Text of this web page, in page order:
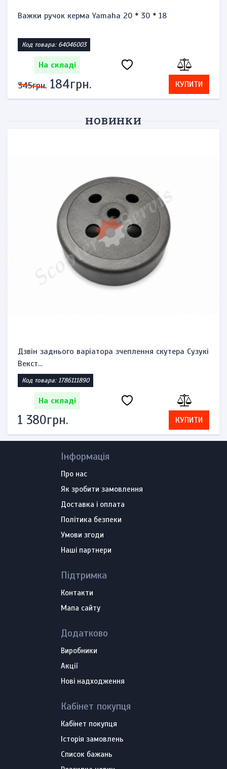
Важки ручок керма Yamaha 20 * 30 * 18
Код товара: 64046003
На складі
345грн. 184грн. КУПИТИ
НОВИНКИ
Дзвін заднього варіатора зчеплення скутера Сузукі
Векст...
Код товара: 1786111890
На складі
1 380грн. КУПИТИ
Інформація
Про нас
Як зробити замовлення
Доставка і оплата
Політика безпеки
Умови згоди
Наші партнери
Підтримка
Контакти
Мапа сайту
Додатково
Виробники
Акції
Нові надходження
Кабінет покупця
Кабінет покупця
Історія замовлень
Список бажань